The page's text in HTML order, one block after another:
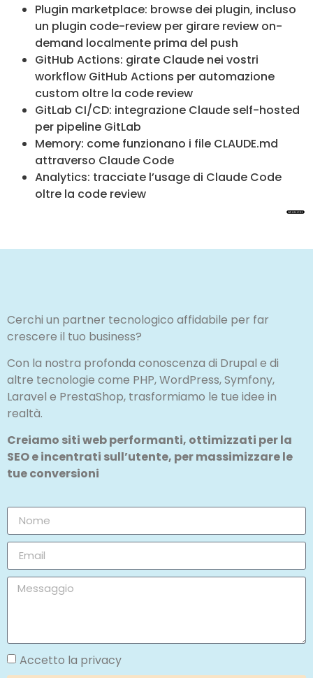
Plugin marketplace: browse dei plugin, incluso
un plugin code-review per girare review on-
demand localmente prima del push
GitHub Actions: girate Claude nei vostri
workflow GitHub Actions per automazione
custom oltre la code review
GitLab CI/CD: integrazione Claude self-hosted
per pipeline GitLab
Memory: come funzionano i file CLAUDE.md
attraverso Claude Code
Analytics: tracciate l’usage di Claude Code
oltre la code review
Cerchi un partner tecnologico affidabile per far
crescere il tuo business?
Con la nostra profonda conoscenza di Drupal e di
altre tecnologie come PHP, WordPress, Symfony,
Laravel e PrestaShop, trasformiamo le tue idee in
realtà.
Creiamo siti web performanti, ottimizzati per la
SEO e incentrati sull’utente, per massimizzare le
tue conversioni
Accetto la privacy